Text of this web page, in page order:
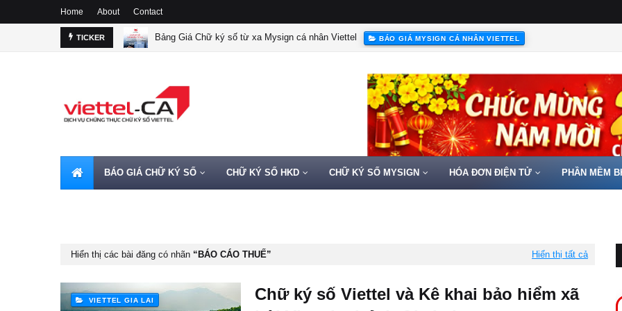
Home About Contact
TICKER Bảng Giá Chữ ký số từ xa Mysign cá nhân Viettel BÁO GIÁ MYSIGN CÁ NHÂN VIETTEL
BÁO GIÁ CHỮ KÝ SỐ CHỮ KÝ SỐ HKD CHỮ KÝ SỐ MYSIGN HÓA ĐƠN ĐIỆN TỬ PHẦN MỀM
Hiển thị các bài đăng có nhãn BÁO CÁO THUẾ Hiển thị tất cả
VIETTEL GIA LAI
Chữ ký số Viettel và Kê khai bảo hiểm xã